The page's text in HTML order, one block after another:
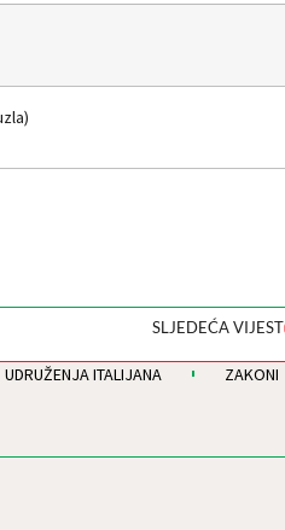
SLJEDEĆA VIJEST
UDRUŽENJA ITALIJANA ZAKONI